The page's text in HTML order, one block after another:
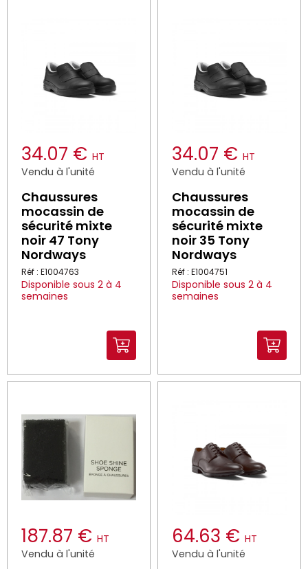
34.07 € HT
Vendu à l'unité
Chaussures
mocassin de
sécurité mixte
noir 47 Tony
Nordways
Réf : E1004763
Disponible sous 2 à 4
semaines
34.07 € HT
Vendu à l'unité
Chaussures
mocassin de
sécurité mixte
noir 35 Tony
Nordways
Réf : E1004751
Disponible sous 2 à 4
semaines
187.87 € HT
Vendu à l'unité
64.63 € HT
Vendu à l'unité